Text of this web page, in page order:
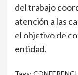
del trabajo
atención a las
el objetivo de
entidad.